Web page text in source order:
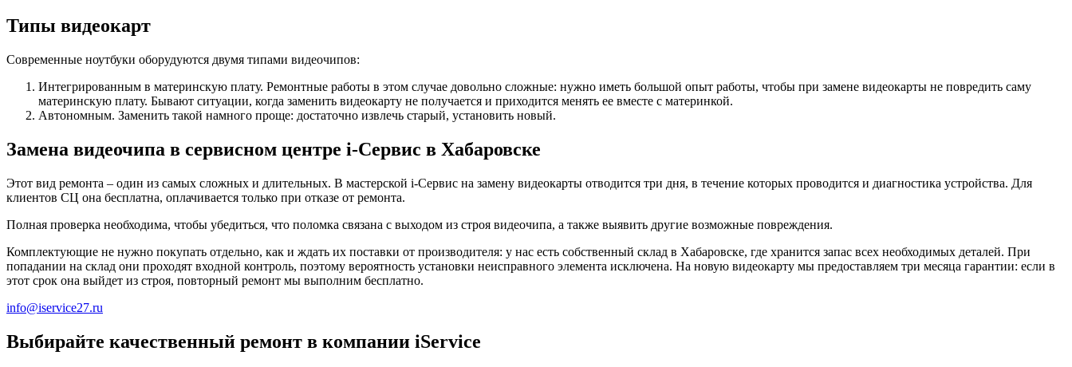
Типы видеокарт
Современные ноутбуки оборудуются двумя типами видеочипов:
Интегрированным в материнскую плату. Ремонтные работы в этом случае довольно сложные: нужно иметь большой опыт работы, чтобы при замене видеокарты не повредить саму
материнскую плату. Бывают ситуации, когда заменить видеокарту не получается и приходится менять ее вместе с материнкой.
Автономным. Заменить такой намного проще: достаточно извлечь старый, установить новый.
Замена видеочипа в сервисном центре i-Сервис в Хабаровске
Этот вид ремонта – один из самых сложных и длительных. В мастерской i-Сервис на замену видеокарты отводится три дня, в течение которых проводится и диагностика устройства. Для
клиентов СЦ она бесплатна, оплачивается только при отказе от ремонта.
Полная проверка необходима, чтобы убедиться, что поломка связана с выходом из строя видеочипа, а также выявить другие возможные повреждения.
Комплектующие не нужно покупать отдельно, как и ждать их поставки от производителя: у нас есть собственный склад в Хабаровске, где хранится запас всех необходимых деталей. При
попадании на склад они проходят входной контроль, поэтому вероятность установки неисправного элемента исключена. На новую видеокарту мы предоставляем три месяца гарантии: если в
этот срок она выйдет из строя, повторный ремонт мы выполним бесплатно.
info@iservice27.ru
Выбирайте качественный ремонт в компании iService